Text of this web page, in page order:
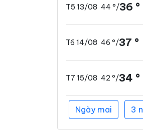
T5 13/08 44 °/36 °
T6 14/08 46 °/37 °
T7 15/08 42 °/34 °
Ngày mai 3